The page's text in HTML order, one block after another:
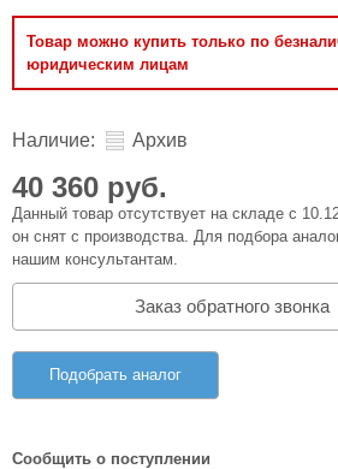
Товар можно купить только по
юридическим лицам
Наличие: Архив
40 360 руб.
Данный товар отсутствует на складе с
он снят с производства. Для подбора
нашим консультантам.
Заказ обратного звонка
Подобрать аналог
Сообщить о поступлении